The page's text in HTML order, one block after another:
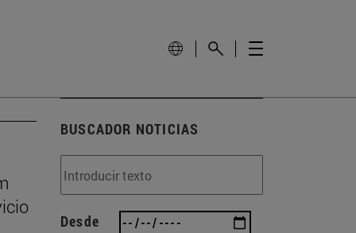
BUSCADOR NOTICIAS
Desde